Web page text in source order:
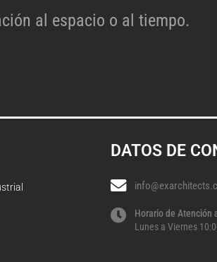
al espacio o al tiempo.
DATOS DE
Horario de Atención
Lunes a Viernes